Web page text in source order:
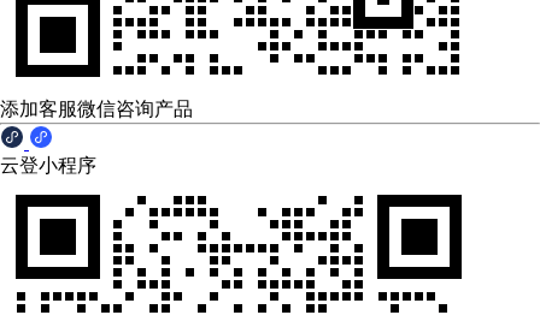
添加客服微信咨询产品
云登小程序